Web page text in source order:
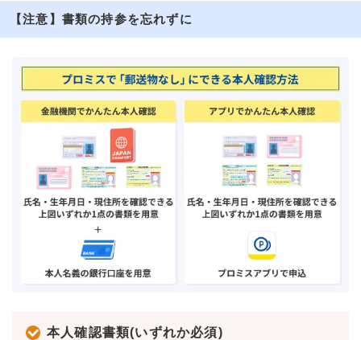
【注意】書類の持参を忘れずに
本人確認書類(いずれか必須)